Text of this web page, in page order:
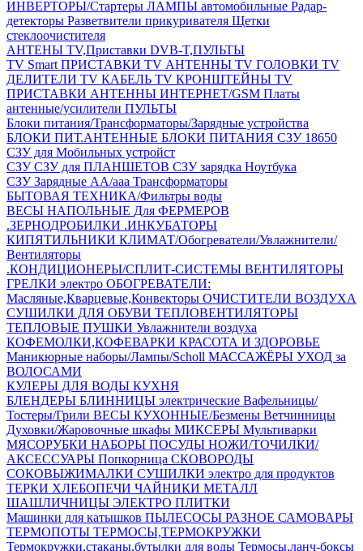
ИНВЕРТОРЫ/Стартеры ЛАМПЫ автомобильные Радар-
детекторы Разветвители прикуривателя Щетки
стеклоочистителя
АНТЕНЫ ТV,Приставки DVB-T,ПУЛЬТЫ
TV Smart ПРИСТАВКИ TV АНТЕННЫ TV ГОЛОВКИ TV
ДЕЛИТЕЛИ TV КАБЕЛЬ TV КРОНШТЕЙНЫ TV
ПРИСТАВКИ АНТЕННЫ ИНТЕРНЕТ/GSM Платы
антенные/усилители ПУЛЬТЫ
Блоки питания/Трансформаторы/Зарядные устройства
БЛОКИ ПИТ.АНТЕННЫЕ БЛОКИ ПИТАНИЯ СЗУ 18650
СЗУ для Мобильных устройст
СЗУСЗУ для ПЛАНШЕТОВ СЗУ зарядка Ноутбука
СЗУ Зарядные АА/ааа Трансформаторы
БЫТОВАЯ ТЕХНИКА/Фильтры воды
ВЕСЫ НАПОЛЬНЫЕ Для ФЕРМЕРОВ
.ЗЕРНОДРОБИЛКИ .ИНКУБАТОРЫ
КИПЯТИЛЬНИКИ КЛИМАТ/Обогреватели/Увлажнители/
Вентиляторы
.КОНДИЦИОНЕРЫ/СПЛИТ-СИСТЕМЫ ВЕНТИЛЯТОРЫ
ГРЕЛКИ электро ОБОГРЕВАТЕЛИ:
Масляные,Кварцевые,Конвекторы ОЧИСТИТЕЛИ ВОЗДУХА
СУШИЛКИ ДЛЯ ОБУВИ ТЕПЛОВЕНТИЛЯТОРЫ
ТЕПЛОВЫЕ ПУШКИ Увлажнители воздуха
КОФЕМОЛКИ,КОФЕВАРКИ КРАСОТА И ЗДОРОВЬЕ
Маникюрные наборы/Лампы/Scholl МАССАЖЁРЫ УХОД за
ВОЛОСАМИ
КУЛЕРЫ ДЛЯ ВОДЫ КУХНЯ
БЛЕНДЕРЫ БЛИННИЦЫ электрические Вафельницы/
Тостеры/Грили ВЕСЫ КУХОННЫЕ/Безмены Ветчинницы
Духовки/Жаровочные шкафы МИКСЕРЫ Мультиварки
МЯСОРУБКИ НАБОРЫ ПОСУДЫ НОЖИ/ТОЧИЛКИ/
АКСЕССУАРЫ Попкорница СКОВОРОДЫ
СОКОВЫЖИМАЛКИ СУШИЛКИ электро для продуктов
ТЕРКИ ХЛЕБОПЕЧИ ЧАЙНИКИ МЕТАЛЛ
ШАШЛИЧНИЦЫ ЭЛЕКТРО ПЛИТКИ
Машинки для катышков ПЫЛЕСОСЫ РАЗНОЕ САМОВАРЫ
ТЕРМОПОТЫ ТЕРМОСЫ,ТЕРМОКРУЖКИ
Термокружки,стаканы,бутылки для воды Термосы,ланч-боксы